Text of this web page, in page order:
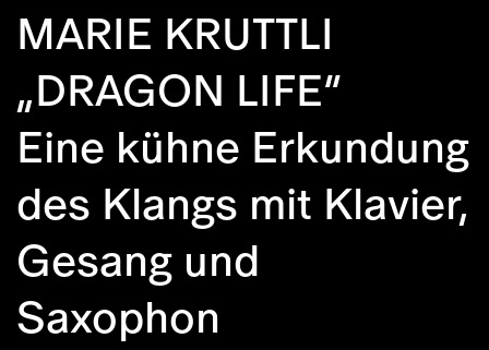
MARIE KRUTTLI
„DRAGON LIFE”
Eine kühne Erkundung
des Klangs mit Klavier,
Gesang und
Saxophon